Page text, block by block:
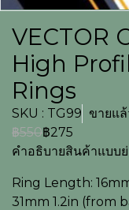
VECTOR
High
Rings
SKU : TG99 ขายแล้
฿550฿275
คำอธิบายสินค้าแบบ
Ring Length:
31mm 1.2in (from